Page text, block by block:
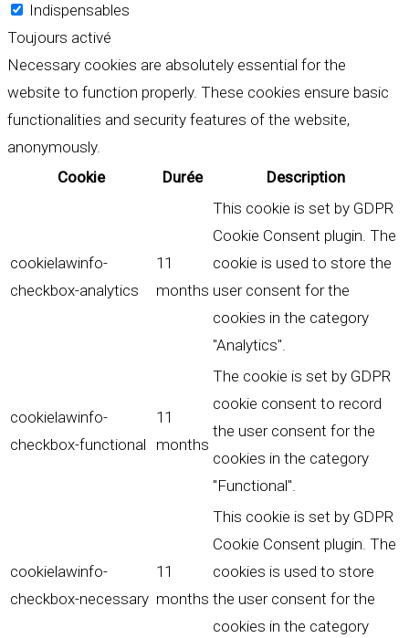
Indispensables
Toujours activé
Necessary cookies are absolutely essential for the
website to function properly. These cookies ensure basic
functionalities and security features of the website,
anonymously.
Cookie
Durée Description
cookielawinfo-
checkbox-analytics
11
months
This cookie is set by GDPR
Cookie Consent plugin. The
cookie is used to store the
user consent for the
cookies in the category
"Analytics".
cookielawinfo-
checkbox-functional
11
months
The cookie is set by GDPR
cookie consent to record
the user consent for the
cookies in the category
"Functional".
cookielawinfo-
checkbox-necessary
11
months
This cookie is set by GDPR
Cookie Consent plugin. The
cookies is used to store
the user consent for the
cookies in the category